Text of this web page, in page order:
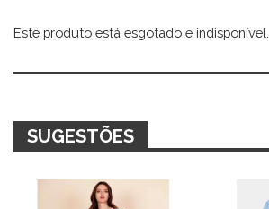
Este produto está esgotado e indisponível.
Alternative:
SUGESTÕES